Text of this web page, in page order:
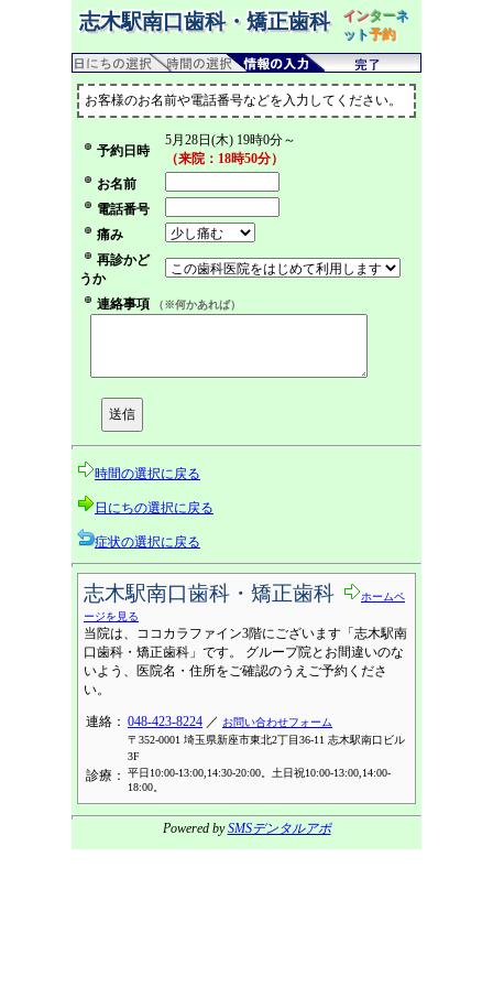
志木駅南口歯科・矯正歯科 インターネ
ット予約
お客様のお名前や電話番号などを入力してください。
予約日時
5月28日(木) 19時0分～
（来院：18時50分）
お名前
電話番号
痛み
再診かど
うか
連絡事項
（※何かあれば）
時間の選択に戻る
日にちの選択に戻る
症状の選択に戻る
志木駅南口歯科・矯正歯科
ホームペ
ージを見る
当院は、ココカラファイン3階にございます「志木駅南
口歯科・矯正歯科」です。 グループ院とお間違いのな
いよう、医院名・住所をご確認のうえご予約くださ
い。
連絡： 048-423-8224 ／ お問い合わせフォーム
〒352-0001 埼玉県新座市東北2丁目36-11 志木駅南口ビル
3F
診療：
平日10:00-13:00,14:30-20:00。土日祝10:00-13:00,14:00-
18:00。
Powered bySMSデンタルアポ